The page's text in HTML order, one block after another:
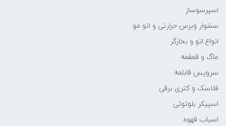
اسپرسوساز
سشوار وبرس حرارتی و اتو مو
انواع اتو و بخارگر
ماگ و قمقمه
سرویس قابلمه
فلاسک و کتری برقی
اسپیکر بلوتوثی
اسیاب قهوه